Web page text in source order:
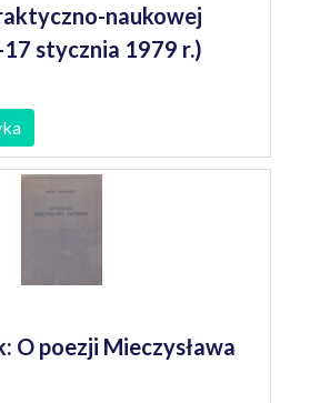
naukowej
stycznia 1979 r.)
O poezji Mieczysława